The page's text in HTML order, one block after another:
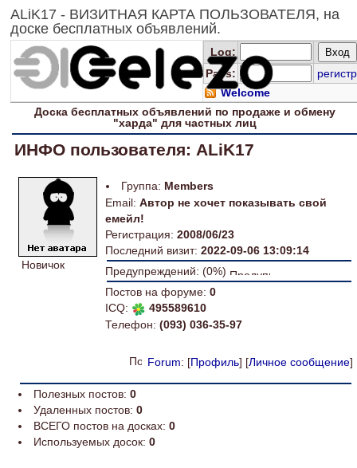
ALiK17 - ВИЗИТНАЯ КАРТА ПОЛЬЗОВАТЕЛЯ, на
доске бесплатных объявлений.
Log:
Pass:
регистр
Welcome
Доскабесплатных объявлений по продаже и обмену
"харда" длячастных лиц
ИНФО пользователя: ALiK17
Новичок
Группа: Members
Email: Автор не хочет показывать свой
емейл!
Регистрация: 2008/06/23
Последний визит: 2022-09-06 13:09:14
Предупреждений: (0%)
Постов на форуме: 0
ICQ:
495589610
Телефон: (093) 036-35-97
Forum: [Профиль] [Личное сообщение]
Полезных постов: 0
Удаленных постов: 0
ВСЕГО постов на досках: 0
Используемых досок: 0